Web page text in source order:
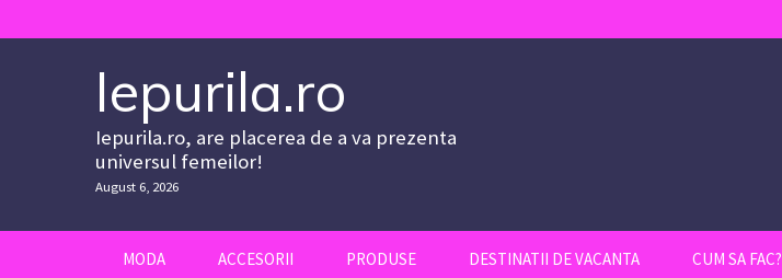
to
Iepurila.ro
Iepurila.ro, are placerea de a va prezenta
universul femeilor!
August 6, 2026
MODA ACCESORII PRODUSE DESTINATII DE VACANTA CUM SA FAC?